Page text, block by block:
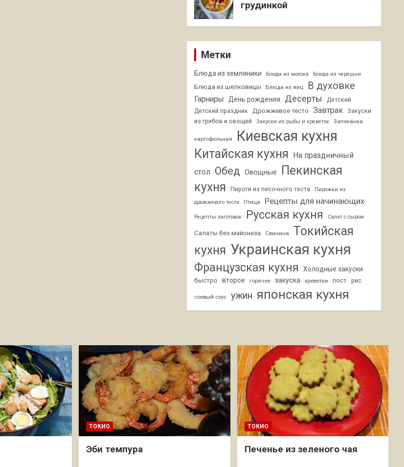
грудинкой
Метки
Блюда из земляники Блюда из молока Блюда из черешни
Блюда из шелковицы Блюда из яиц В духовке
Гарниры День рождения Десерты
Детский
Детский праздник
Дрожжевое тесто Завтрак
Закуски
из грибов и овощей
Закуски из рыбы и креветок Запеканка
картофельная Киевская кухня
Китайская кухня На праздничный
стол Обед Овощные
Пекинская
кухня
Пироги из песочного теста
Пирожки из
дрожжевого теста
Птица Рецепты для начинающих
Рецепты заготовок Русская кухня Салат с сыром
Салаты без майонеза Свинина
Токийская
кухня Украинская кухня
Французская кухня Холодные закуски
быстро второе горячее закуска креветки пост рис
соевый соус ужин японская кухня
ТОКИО
Эби темпура
ТОКИО
Печенье из зеленого чая